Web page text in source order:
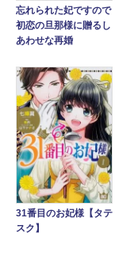
忘れられた妃ですので
初恋の旦那様に贈るし
あわせな再婚
31番目のお妃様【タテ
スク】